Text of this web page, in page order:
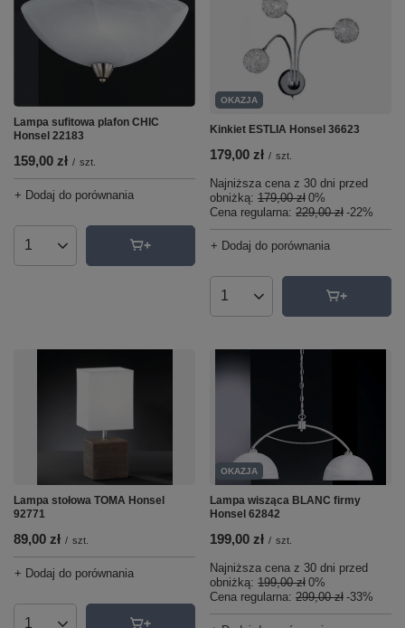
Lampa sufitowa plafon CHIC
Honsel 22183
159,00 zł / szt.
+ Dodaj do porównania
Ilość produktów
OKAZJA
Kinkiet ESTLIA Honsel 36623
179,00 zł / szt.
Najniższa cena z 30 dni przed
obniżką: 179,00 zł 0%
Cena regularna: 229,00 zł -22%
+ Dodaj do porównania
Ilość produktów
Lampa stołowa TOMA Honsel
92771
89,00 zł / szt.
+ Dodaj do porównania
OKAZJA
Lampa wisząca BLANC firmy
Honsel 62842
199,00 zł / szt.
Najniższa cena z 30 dni przed
obniżką: 199,00 zł 0%
Cena regularna: 299,00 zł -33%